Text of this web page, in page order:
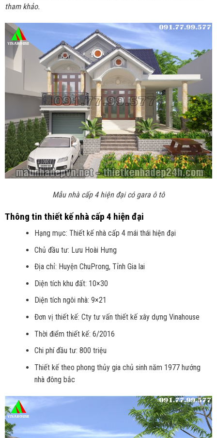
tham khảo.
Mẫu nhà cấp 4 hiện đại có gara ô tô
Thông tin thiết kế nhà cấp 4 hiện đại
Hạng mục: Thiết kế nhà cấp 4 mái thái hiện đại
Chủ đầu tư: Lưu Hoài Hưng
Địa chỉ: Huyện ChuProng, Tỉnh Gia lai
Diện tích khu đất: 10×30
Diện tích ngôi nhà: 9×21
Đơn vị thiết kế: Cty tư vấn thiết kế xây dựng Vinahouse
Thời điểm thiết kế: 6/2016
Chi phí đầu tư: 800 triệu
Thiết kế theo phong thủy gia chủ sinh năm 1977 hướng
nhà đông bắc